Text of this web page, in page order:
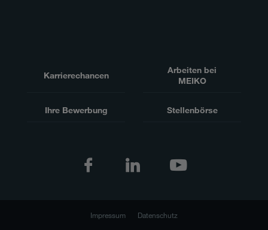
Karrierechancen
Arbeiten bei
MEIKO
Ihre Bewerbung Stellenbörse
Impressum Datenschutz